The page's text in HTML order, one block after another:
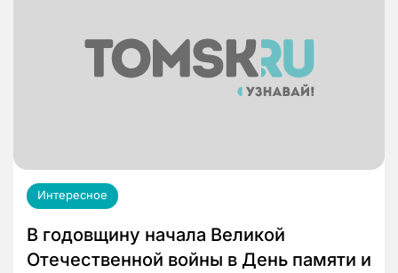
Интересное
В годовщину начала Великой
Отечественной войны в День памяти и